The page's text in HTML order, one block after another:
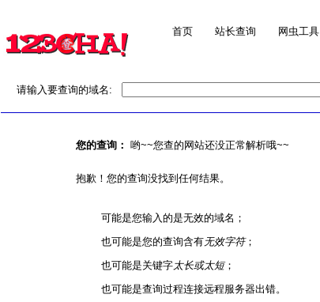
首页 站长查询 网虫工具
请输入要查询的域名:
您的查询： 哟~~您查的网站还没正常解析哦~~
抱歉！您的查询没找到任何结果。
可能是您输入的是无效的域名；
也可能是您的查询含有无效字符；
也可能是关键字太长或太短；
也可能是查询过程连接远程服务器出错。